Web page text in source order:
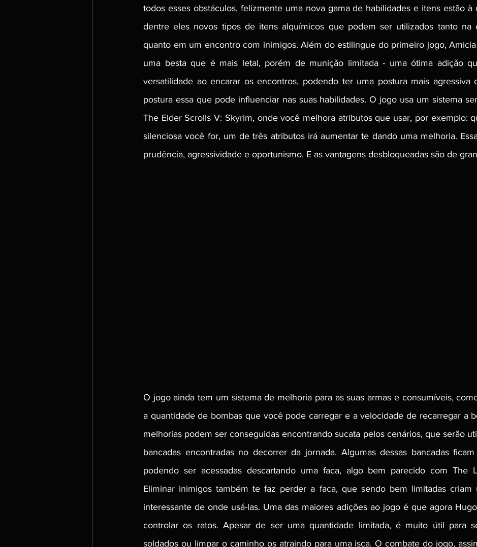
todos esses obstáculos, felizmente uma nova gama de habilidades e itens estão à
dentre eles novos tipos de itens alquímicos que podem ser utilizados tanto na
quanto em um encontro com inimigos. Além do estilingue do primeiro jogo,
uma besta que é mais letal, porém de munição limitada - uma ótima adição
versatilidade ao encarar os encontros, podendo ter uma postura mais agressiva
postura essa que pode influenciar nas suas habilidades. O jogo usa um sistema
The Elder Scrolls V: Skyrim, onde você melhora atributos que usar, por exemplo:
silenciosa você for, um de três atributos irá aumentar te dando uma melhoria.
prudência, agressividade e oportunismo. E as vantagens desbloqueadas são de
O jogo ainda tem um sistema de melhoria para as suas armas e consumíveis,
a quantidade de bombas que você pode carregar e a velocidade de recarregar a
melhorias podem ser conseguidas encontrando sucata pelos cenários, que serão
bancadas encontradas no decorrer da jornada. Algumas dessas bancadas ficam
podendo ser acessadas descartando uma faca, algo bem parecido com The
Eliminar inimigos também te faz perder a faca, que sendo bem limitadas criam
interessante de onde usá-las. Uma das maiores adições ao jogo é que agora
controlar os ratos. Apesar de ser uma quantidade limitada, é muito útil para
soldados ou limpar o caminho os atraindo para uma isca. O combate do jogo,